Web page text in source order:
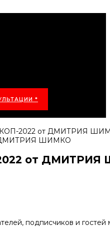
*
2022 от ДМИТРИЯ
от ДМИТРИЯ
подписчиков и